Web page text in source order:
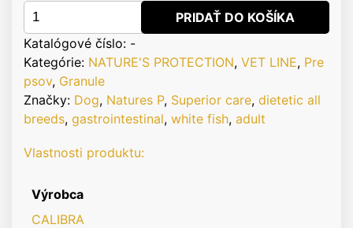
množstvo
Natures
P
Superior
care
VET
gastrointestinal
adult
all
breeds
PRIDAŤ DO KOŠÍKA
Katalógové číslo: -
Kategórie: NATURE'S PROTECTION, VET LINE, Pre
psov, Granule
Značky: Dog, Natures P, Superior care, dietetic all
breeds, gastrointestinal, white fish, adult
Vlastnosti produktu:
Výrobca
CALIBRA